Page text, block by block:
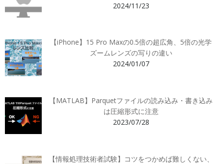
2024/11/23
【iPhone】15 Pro Maxの0.5倍の超広角、5倍の光学
ズームレンズの写りの違い
2024/01/07
【MATLAB】Parquetファイルの読み込み・書き込み
は圧縮形式に注意
2023/07/28
【情報処理技術者試験】コツをつかめば難しくない、